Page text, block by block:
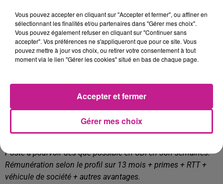
budget maintenance et entretien, réalisation et suivi
des bons de travaux, validation des factures et
diverses tâches administratives ...
Encadrer une équipe techniquecomposée de
chargées des interventions
D'une manière générale vous veillez à la satisfaction des
Poste à pourvoir dès que possible en CDI en 38h semaines.
Rémunération selon le profil sur 13 mois + primes + RTT +
véhicule de société + autres avantages.
Vous pouvez accepter en cliquant sur "Accepter et fermer", ou affiner en
sélectionnant les finalités et/ou partenaires dans "Gérer mes choix".
Vous pouvez également refuser en cliquant sur "Continuer sans
accepter". Vos préférences ne s'appliqueront que pour ce site. Vous
pouvez mettre à jour vos choix, ou retirer votre consentement à tout
moment via le lien "Gérer les cookies" situé en bas de chaque page.
Gérer mes choix
Accepter et fermer